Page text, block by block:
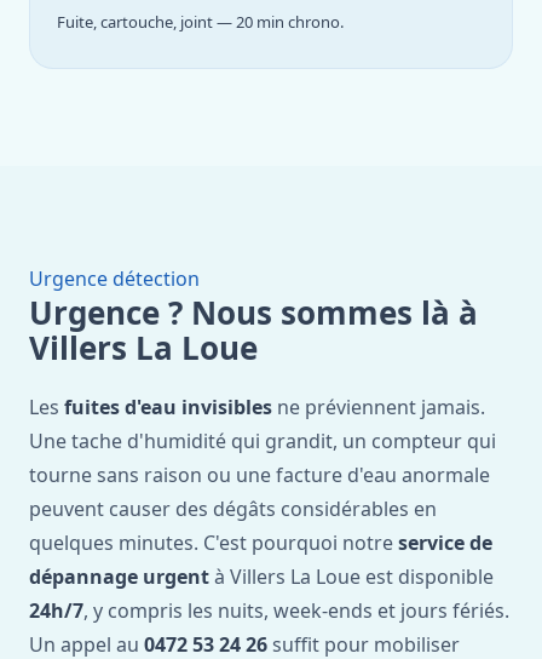
Fuite, cartouche, joint — 20 min chrono.
Urgence détection
Urgence ? Nous sommes là à
Villers La Loue
Les fuites d'eau invisibles ne préviennent jamais.
Une tache d'humidité qui grandit, un compteur qui
tourne sans raison ou une facture d'eau anormale
peuvent causer des dégâts considérables en
quelques minutes. C'est pourquoi notreservice de
dépannage urgentà Villers La Loue est disponible
24h/7, y compris les nuits, week-ends et jours fériés.
Un appel au 0472 53 24 26 suffit pour mobiliser